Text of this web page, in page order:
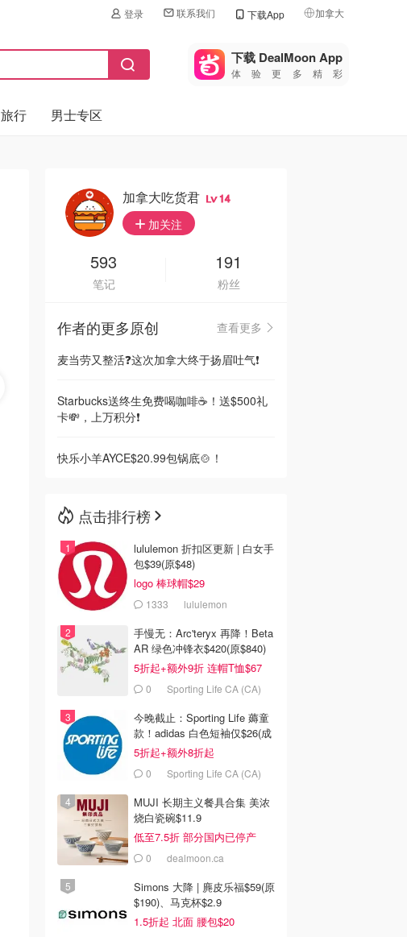
登录 联系我们 下载App 加拿大
🇺🇸
美国
🇨🇳中国
🇮🇹
🇦🇺
🇳🇿新西兰
下载 DealMoon App
体验更多精彩
旅行 男士专区
加拿大吃货君 14
加关注
593
笔记
191
粉丝
作者的更多原创
查看更多
麦当劳又整活❓这次加拿大终于扬眉吐气❗️
Starbucks送终生免费喝咖啡☕️！送$500礼
卡💸，上万积分❗️
快乐小羊AYCE$20.99包锅底🍲！
点击排行榜
lululemon 折扣区更新 | 白女手
包$39(原$48)
logo 棒球帽$29
1333 lululemon
手慢无：Arc'teryx 再降！Beta
AR 绿色冲锋衣$420(原$840)
5折起+额外9折 连帽T恤$67
0 Sporting Life CA (CA)
今晚截止：Sporting Life 薅童
款！adidas 白色短袖仅$26(成
人款$34)
5折起+额外8折起
0 Sporting Life CA (CA)
MUJI 长期主义餐具合集 美浓
烧白瓷碗$11.9
低至7.5折 部分国内已停产
0 dealmoon.ca
Simons 大降 | 麂皮乐福$59(原
$190)、马克杯$2.9
1.5折起 北面 腰包$20